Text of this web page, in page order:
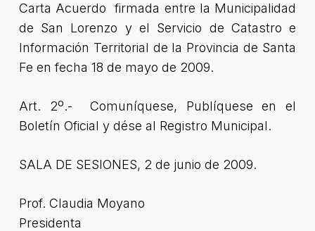
Carta Acuerdo firmada entre la Municipalidad
de San Lorenzo y el Servicio de Catastro e
Información Territorial de la Provincia de Santa
Fe en fecha 18 de mayo de 2009.
Art. 2º.- Comuníquese, Publíquese en el
Boletín Oficial y dése al Registro Municipal.
SALA DE SESIONES, 2 de junio de 2009.
Prof. Claudia Moyano
Presidenta